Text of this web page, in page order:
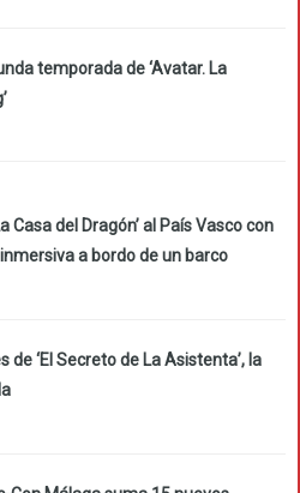
temporada de ‘Avatar. La
Casa del Dragón’ al País Vasco con
a bordo de un barco
de ‘El Secreto de La Asistenta’, la